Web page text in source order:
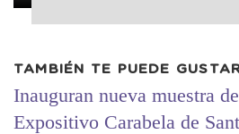
TAMBIÉN TE PUEDE
Inauguran nueva muestra
Expositivo Carabela de